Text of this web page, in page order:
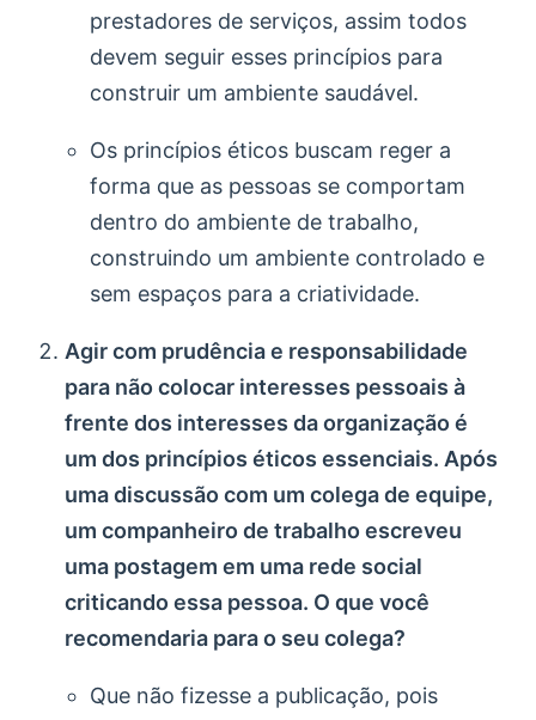
prestadores de serviços, assim todos
devem seguir esses princípios para
construir um ambiente saudável.
Os princípios éticos buscam reger a
forma que as pessoas se comportam
dentro do ambiente de trabalho,
construindo um ambiente controlado e
sem espaços para a criatividade.
Agir com prudência e responsabilidade
para não colocar interesses pessoais à
frente dos interesses da organização é
um dos princípios éticos essenciais. Após
uma discussão com um colega de equipe,
um companheiro de trabalho escreveu
uma postagem em uma rede social
criticando essa pessoa. O que você
recomendaria para o seu colega?
Que não fizesse a publicação, pois